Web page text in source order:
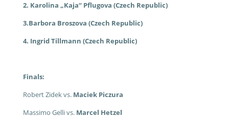
2. Karolina „Kaja“ Pflugova (Czech Republic)
3.Barbora Broszova (Czech Republic)
4. Ingrid Tillmann (Czech Republic)
Finals:
Robert Zidek vs. Maciek Piczura
Massimo Gelli vs. Marcel Hetzel